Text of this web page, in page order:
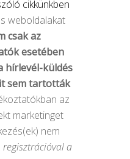
cikkünkben
weboldalakat
csak az
esetében
hírlevél-küldés
sem tartották
az
marketinget
nem
regisztrációval a